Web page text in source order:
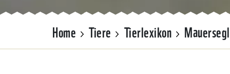
Home Tiere Tierlexikon